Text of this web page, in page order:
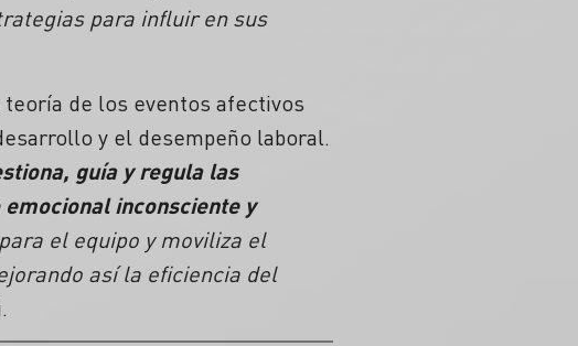
para influir en sus
de los eventos afectivos
y el desempeño laboral.
guía y regula las
emocional inconsciente y
el equipo y moviliza el
así la eficiencia del